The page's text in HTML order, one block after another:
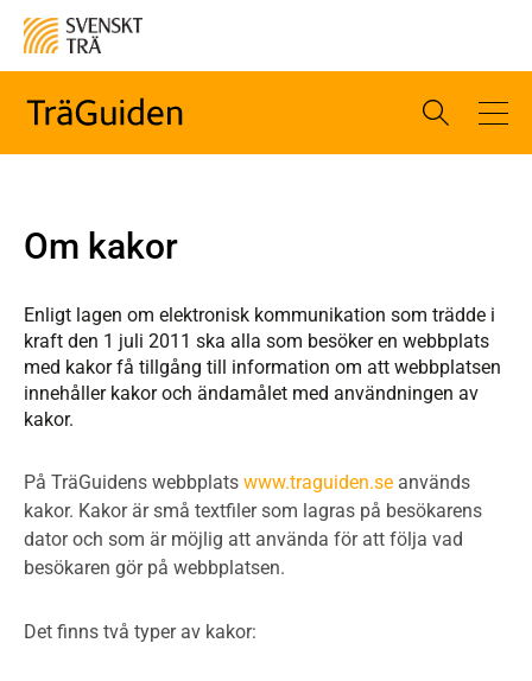
Om kakor
Enligt lagen om elektronisk kommunikation som trädde i
kraft den 1 juli 2011 ska alla som besöker en webbplats
med kakor få tillgång till information om att webbplatsen
innehåller kakor och ändamålet med användningen av
kakor.
På TräGuidens webbplats www.traguiden.se används
kakor. Kakor är små textfiler som lagras på besökarens
dator och som är möjlig att använda för att följa vad
besökaren gör på webbplatsen.
Det finns två typer av kakor: